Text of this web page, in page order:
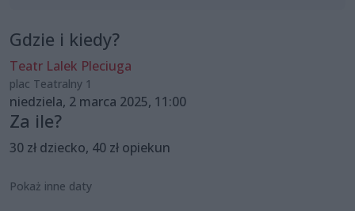
Gdzie i kiedy?
Teatr Lalek Pleciuga
plac Teatralny 1
niedziela, 2 marca 2025, 11:00
Za ile?
30 zł dziecko, 40 zł opiekun
Pokaż inne daty